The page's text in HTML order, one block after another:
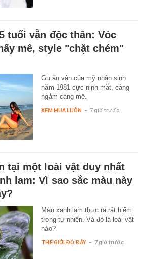
tuổi vẫn độc thân: Vóc
mê, style "chặt chém"
Gu ăn vận của mỹ nhân sinh
năm 1981 cực nịnh mắt, càng
ngắm càng mê.
XEM MUA LUÔN - 7 giờ trước
tại một loài vật duy nhất
lam: Vì sao sắc màu này
Màu xanh lam thực ra rất hiếm
trong tự nhiên. Và đó là loài vật
nào?
THẾ GIỚI ĐÓ ĐÂY - 7 giờ trước